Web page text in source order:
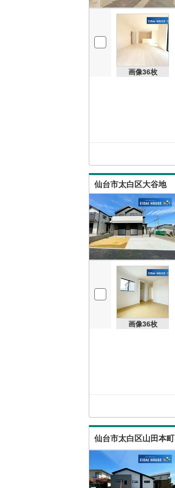
画像36枚
仙台市太白区大谷地
画像36枚
仙台市太白区山田本町